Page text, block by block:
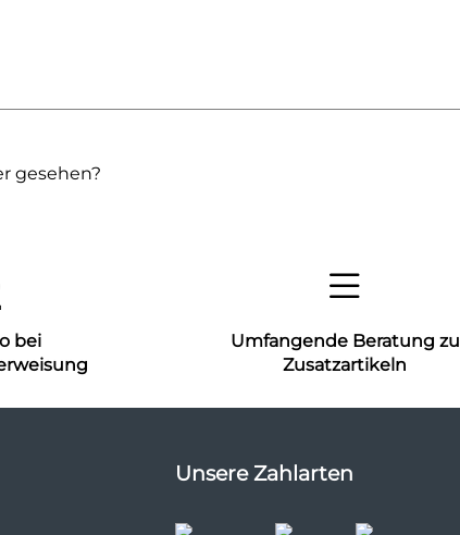
gesehen?
bei
Umfangende Beratung zu
Zusatzartikeln
Unsere Zahlarten